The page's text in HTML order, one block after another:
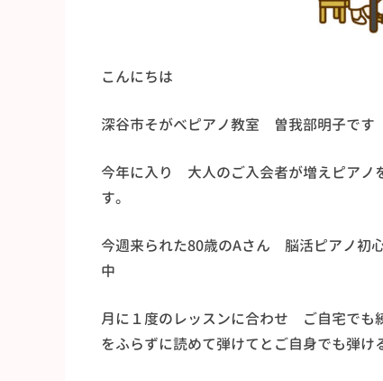
こんにちは
深谷市そがべピアノ教室 曽我部明子です
今年に入り 大人のご入会者が増えピアノ
す。
今週来られた80歳のAさん 脳活ピアノ初
中
月に１度のレッスンに合わせ ご自宅でも
をふらずに読めて弾けてとご自身でも弾